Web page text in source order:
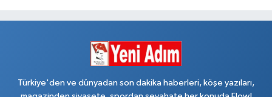
Türkiye'den ve dünyadan son dakika haberleri, köşe yazıları,